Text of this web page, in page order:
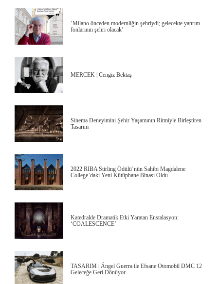
‘Milano önceden modernliğin şehriydi; gelecekte yatırım
fonlarının şehri olacak’
MERCEK | Cengiz Bektaş
Sinema Deneyimini Şehir Yaşamının Ritmiyle Birleştiren
Tasarım
2022 RIBA Stirling Ödülü’nün Sahibi Magdalene
College’daki Yeni Kütüphane Binası Oldu
Katedralde Dramatik Etki Yaratan Enstalasyon:
‘COALESCENCE’
TASARIM | Ángel Guerra ile Efsane Otomobil DMC 12
Geleceğe Geri Dönüyor